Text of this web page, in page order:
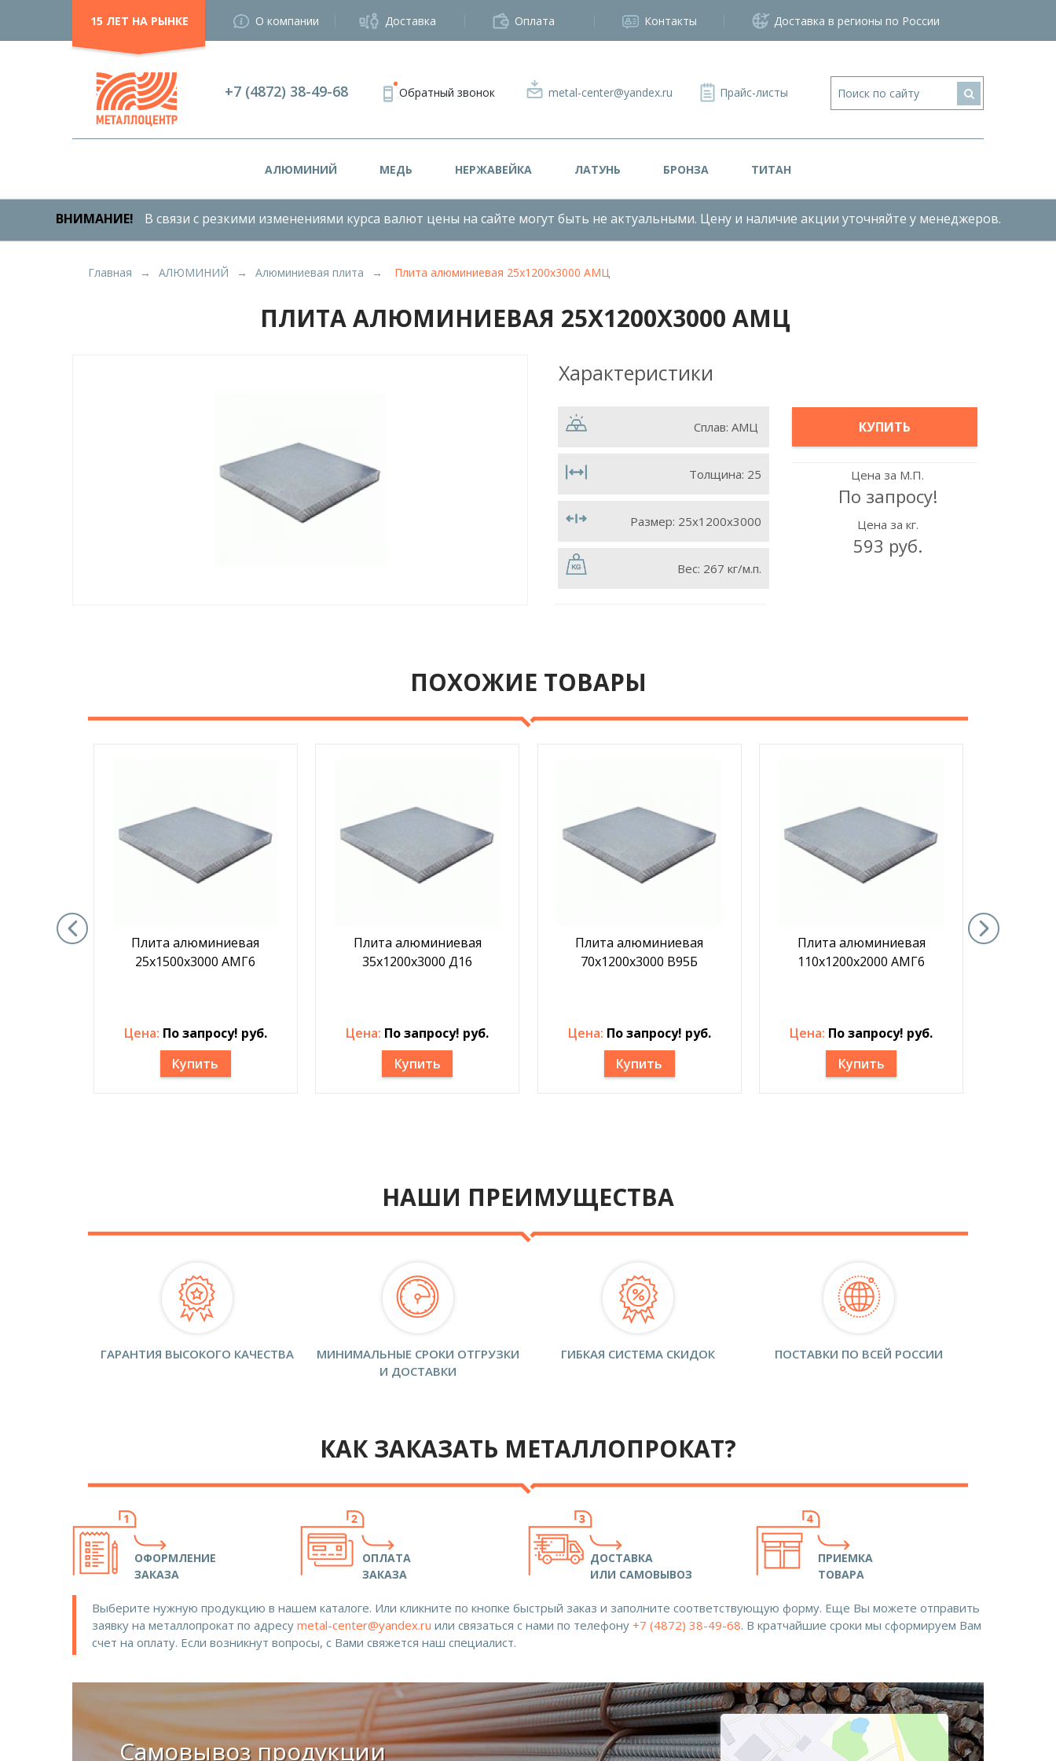
15 ЛЕТ НА РЫНКЕ О компании Доставка Оплата Контакты Доставка в регионы по России
+7 (4872) 38-49-68 Обратный звонок metal-center@yandex.ru Прайс-листы
АЛЮМИНИЙ МЕДЬ НЕРЖАВЕЙКА ЛАТУНЬ БРОНЗА ТИТАН
ВНИМАНИЕ! В связи с резкими изменениями курса валют цены на сайте могут быть не актуальными. Цену и наличие акции уточняйте у менеджеров.
Главная АЛЮМИНИЙ Алюминиевая плита Плита алюминиевая 25х1200х3000 АМЦ
ПЛИТА АЛЮМИНИЕВАЯ 25Х1200Х3000 АМЦ
Характеристики
Сплав:АМЦ
Толщина: 25
Размер: 25х1200х3000
Вес: 267 кг/м.п.
КУПИТЬ
Цена за М.П.
По запросу!
Цена за кг.
593 руб.
ПОХОЖИЕ ТОВАРЫ
Плита алюминиевая
25х1500х3000 АМГ6
Цена: По запросу! руб.
Купить
Плита алюминиевая
35х1200х3000 Д16
Цена: По запросу! руб.
Купить
Плита алюминиевая
70х1200х3000 В95Б
Цена: По запросу! руб.
Купить
Плита алюминиевая
110х1200х2000 АМГ6
Цена: По запросу! руб.
Купить
НАШИ ПРЕИМУЩЕСТВА
ГАРАНТИЯ ВЫСОКОГО КАЧЕСТВА
МИНИМАЛЬНЫЕ СРОКИ ОТГРУЗКИ
И ДОСТАВКИ
ГИБКАЯ СИСТЕМА СКИДОК ПОСТАВКИ ПО ВСЕЙ РОССИИ
КАК ЗАКАЗАТЬ МЕТАЛЛОПРОКАТ?
ОФОРМЛЕНИЕ
ЗАКАЗА
ОПЛАТА
ЗАКАЗА
ДОСТАВКА
ИЛИ САМОВЫВОЗ
ПРИЕМКА
ТОВАРА
Выберите нужную продукцию в нашем каталоге. Или кликните по кнопке быстрый заказ и заполните соответствующую форму. Еще Вы можете отправить
заявку на металлопрокат по адресу metal-center@yandex.ru или связаться с нами по телефону +7 (4872) 38-49-68. В кратчайшие сроки мы сформируем Вам
счет на оплату. Если возникнут вопросы, с Вами свяжется наш специалист.
Самовывоз продукции